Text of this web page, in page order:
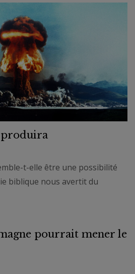
produira
t-elle être une possibilité
biblique nous avertit du
pourrait mener le